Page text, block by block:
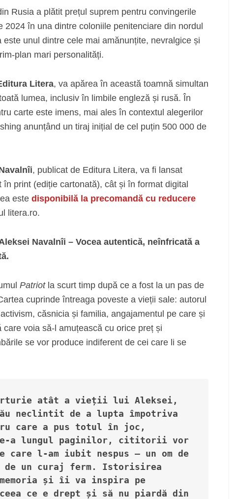
Rusia a plătit prețul suprem pentru convingerile
în una dintre coloniile penitenciare din nordul
unul dintre cele mai amănunțite, nevralgice și
plan mari personalități.
Litera, va apărea în această toamnă simultan
lumea, inclusiv în limbile engleză și rusă. În
carte este imens, mai ales în contextul alegerilor
anunțând un tiraj inițial de cel puțin 500 000 de
, publicat de Editura Litera, va fi lansat
print (ediție cartonată), cât și în format digital
este disponibilă la precomandă cu reducere
litera.ro.
Navalnîi – Vocea autentică, neînfricată a
Patriot la scurt timp după ce a fost la un pas de
cuprinde întreaga poveste a vieții sale: autorul
căsnicia și familia, angajamentul pe care și
voia să-l amuțească cu orice preț și
se vor produce indiferent de cei care li se
atât a vieții lui Aleksei,
neclintit de a lupta împotriva
care a pus totul în joc,
a lungul paginilor, cititorii vor
care l-am iubit nespus – un om de
un curaj ferm. Istorisirea
și îi va inspira pe
ce e drept și să nu piardă din